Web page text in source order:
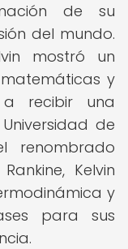
de su
del mundo.
mostró un
y
recibir una
de
renombrado
Kelvin
y
para sus